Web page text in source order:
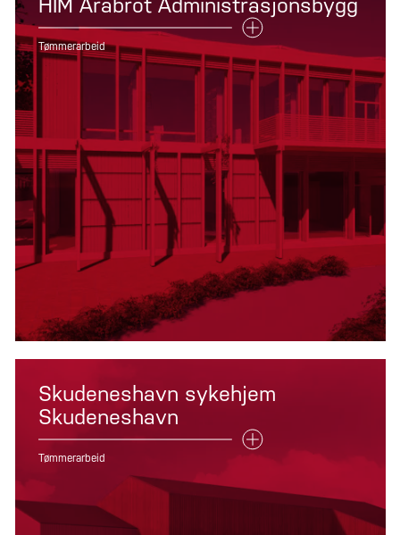
HIM Årabrot Administrasjonsbygg
Tømmerarbeid
Skudeneshavn sykehjem
Skudeneshavn
Tømmerarbeid